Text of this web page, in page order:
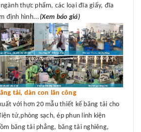
thực phẩm, các loại đĩa giấy, đĩa
định hình... (Xem báo giá)
tải, dàn con lăn công
với hơn 20 mẫu thiết kế băng tải cho
tử,phòng sạch, ép phun linh kiện
băng tải phẳng, băng tải nghiêng,